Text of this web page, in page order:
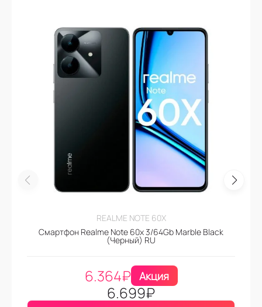
REALME NOTE 60X
Смартфон Realme Note 60x 3/64Gb Marble Black
(Черный) RU
6.364₽ Акция
6.699₽